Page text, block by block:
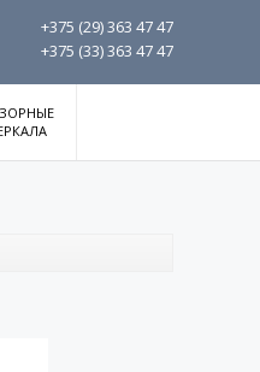
+375 (29)363 47 47
+375 (33)363 47 47